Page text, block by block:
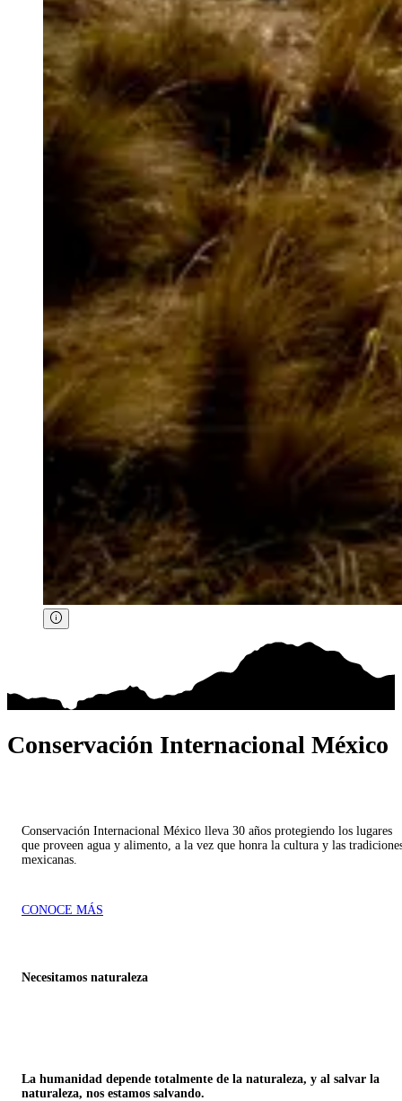
Conservación Internacional México
Conservación Internacional México lleva 30 años protegiendo los lugares
que proveen agua y alimento, a la vez que honra la cultura y las
mexicanas.
CONOCE MÁS
Necesitamos naturaleza
La humanidad depende totalmente de la naturaleza, y al salvar la
naturaleza, nos estamos salvando.